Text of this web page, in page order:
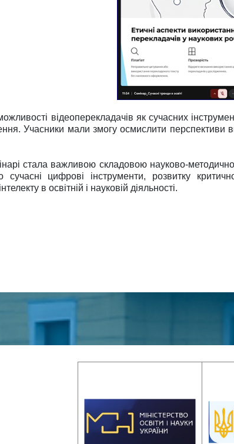
відеоперекладачів як сучасних
Учасники мали змогу осмислити перспективи
стала важливою складовою науково-
цифрові інструменти, розвитку
в освітній і науковій діяльності.